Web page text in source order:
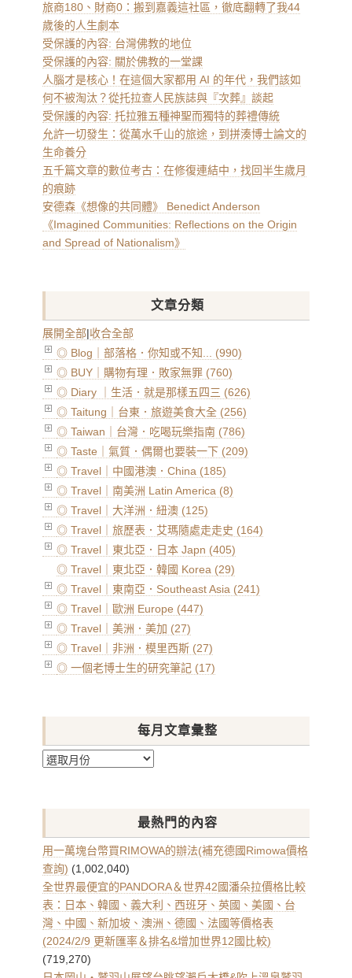
旅商180、財商0：搬到嘉義這社區，徹底翻轉了我44
歲後的人生劇本
受保護的內容: 台灣佛教的地位
受保護的內容: 關於佛教的一堂課
人腦才是核心！在這個大家都用 AI 的年代，我們該如
何不被淘汰？從托拉查人民族誌與『次葬』談起
受保護的內容: 托拉雅五種神聖而獨特的葬禮傳統
允許一切發生：從萬水千山的旅途，到拼湊博士論文的
生命養分
五千篇文章的數位考古：在修復連結中，找回半生歲月
的痕跡
安德森《想像的共同體》 Benedict Anderson
《Imagined Communities: Reflections on the Origin
and Spread of Nationalism》
文章分類
展開全部|收合全部
◎ Blog｜部落格．你知或不知... (990)
◎ BUY｜購物有理．敗家無罪 (760)
◎ Diary ｜生活．就是那樣五四三 (626)
◎ Taitung｜台東．旅遊美食大全 (256)
◎ Taiwan｜台灣．吃喝玩樂指南 (786)
◎ Taste｜氣質．偶爾也要裝一下 (209)
◎ Travel｜中國港澳．China (185)
◎ Travel｜南美洲 Latin America (8)
◎ Travel｜大洋洲．紐澳 (125)
◎ Travel｜旅歷表．艾瑪隨處走走史 (164)
◎ Travel｜東北亞．日本 Japn (405)
◎ Travel｜東北亞．韓國 Korea (29)
◎ Travel｜東南亞．Southeast Asia (241)
◎ Travel｜歐洲 Europe (447)
◎ Travel｜美洲．美加 (27)
◎ Travel｜非洲．模里西斯 (27)
◎ 一個老博士生的研究筆記 (17)
每月文章彙整
每
章
整
最熱門的內容
用一萬塊台幣買RIMOWA的辦法(補充德國Rimowa價格
查詢) (1,002,040)
全世界最便宜的PANDORA＆世界42國潘朵拉價格比較
表：日本、韓國、義大利、西班牙、英國、美國、台
灣、中國、新加坡、澳洲、德國、法國等價格表
(2024/2/9 更新匯率＆排名&增加世界12國比較)
(719,270)